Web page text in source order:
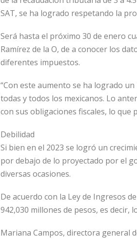
SAT, se ha logrado respetando la
Será hasta el próximo 30 de enero
Ramírez de la O, de a conocer los
diferentes impuestos.
“Con este aumento se ha logrado
todas y todos los mexicanos. Lo
con sus obligaciones fiscales, lo que
Debilidad
Si bien en el 2023 se logró un
por debajo de lo proyectado por el
diversas ocasiones.
De acuerdo con la Ley de Ingresos
942,030 millones de pesos, es decir,
Mariana Campos, directora general